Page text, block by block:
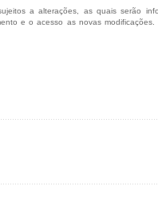
a alterações, as quais serão
e o acesso as novas